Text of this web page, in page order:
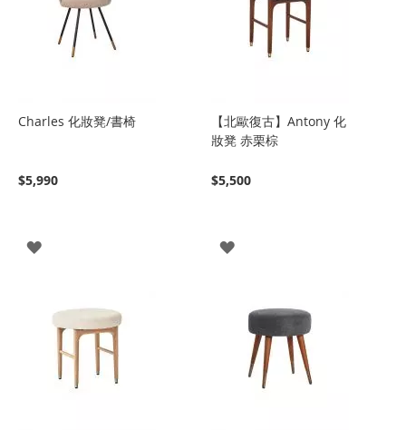
Charles 化妝凳/書椅
$5,990
登
【北歐復古】Antony 化
妝凳 赤栗棕
$5,500
登